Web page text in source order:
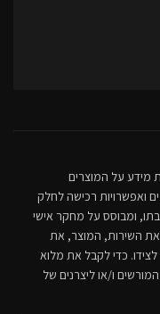
מידע על המוצרים
ואפשרויות רכישה לחלק
ומבוסס על מחקר אישי
את השירות, המוצר, את
כדי לקבל את מלוא
ו/או ליצרנים של